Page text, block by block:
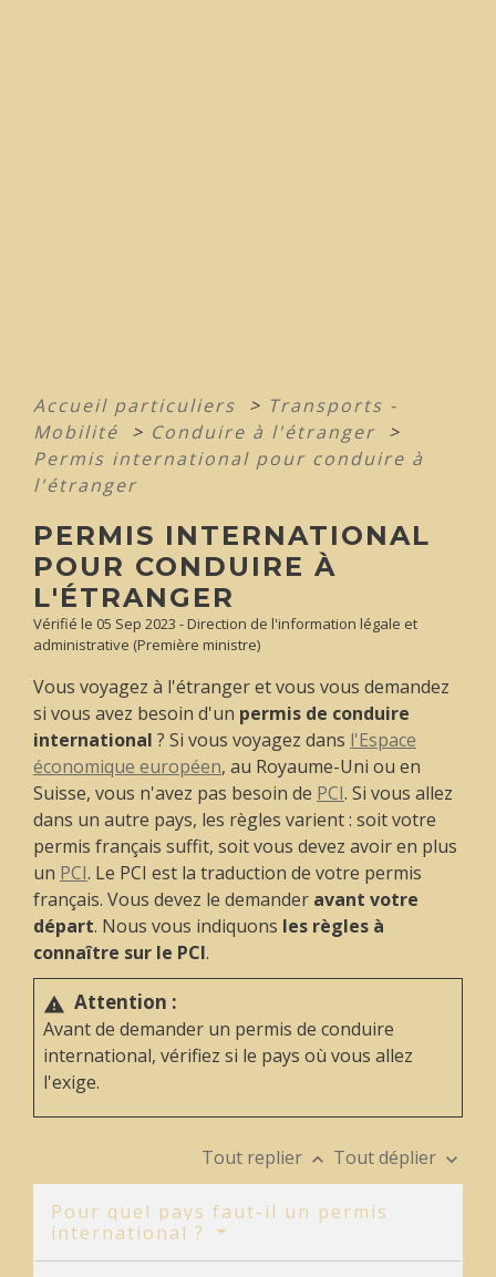
Accueil particuliers > Transports -
Mobilité
> Conduire à l'étranger >
Permis international pour conduire à
l'étranger
PERMIS INTERNATIONAL
POUR CONDUIRE À
L'ÉTRANGER
Vérifié le 05 Sep 2023 - Direction de l'information légale et
administrative (Première ministre)
Vous voyagez à l'étranger et vous vous demandez
si vous avez besoin d'un permis de conduire
international ? Si vous voyagez dans l'Espace
économique européen, au Royaume-Uni ou en
Suisse, vous n'avez pas besoin de PCI. Si vous allez
dans un autre pays, les règles varient : soit votre
permis français suffit, soit vous devez avoir en plus
un PCI. Le PCI est la traduction de votre permis
français. Vous devez le demander avant votre
départ. Nous vous indiquons les règles à
connaître sur le PCI.
warning Attention :
Avant de demander un permis de conduire
international, vérifiez si le pays où vous allez
l'exige.
Tout replier keyboard_arrow_up Tout déplier keyboard_arrow_down
Pour quel pays faut-il un permis
international ?